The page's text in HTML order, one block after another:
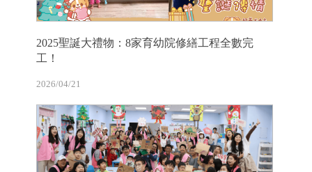
2025聖誕大禮物：8家育幼院修繕工程全數完
工！
2026/04/21